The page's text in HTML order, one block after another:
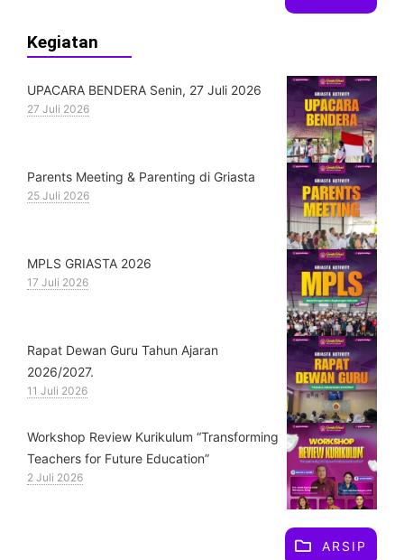
Kegiatan
UPACARA BENDERA Senin, 27 Juli 2026
27 Juli 2026
Parents Meeting & Parenting di Griasta
25 Juli 2026
MPLS GRIASTA 2026
17 Juli 2026
Rapat Dewan Guru Tahun Ajaran
2026/2027.
11 Juli 2026
Workshop Review Kurikulum “Transforming
Teachers for Future Education”
2 Juli 2026
ARSIP